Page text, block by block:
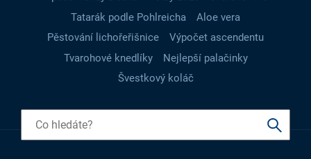
Tatarák podle Pohlreicha
Aloe vera
Pěstování lichořeřišnice
Výpočet ascendentu
Tvarohové knedlíky
Nejlepší palačinky
Švestkový koláč